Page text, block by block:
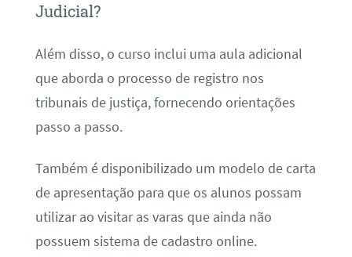
Judicial?
Além disso, o curso inclui uma aula adicional
que aborda o processo de registro nos
tribunais de justiça, fornecendo orientações
passo a passo.
Também é disponibilizado um modelo de carta
de apresentação para que os alunos possam
utilizar ao visitar as varas que ainda não
possuem sistema de cadastro online.